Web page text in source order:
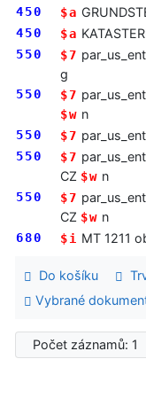
450 $a
450 $a
550 $7
g
550 $7
$w n
550 $7
550 $7
CZ $w n
550 $7
CZ $w n
680 $i MT 1211
Do košíku
Vybrané
Počet záznamů: 1